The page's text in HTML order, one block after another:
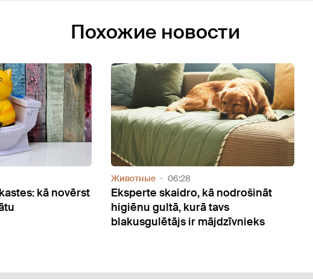
Похожие новости
kā novērst
Животные 06:28
Eksperte skaidro, kā nodrošināt
higiēnu gultā, kurā tavs
blakusgulētājs ir mājdzīvnieks